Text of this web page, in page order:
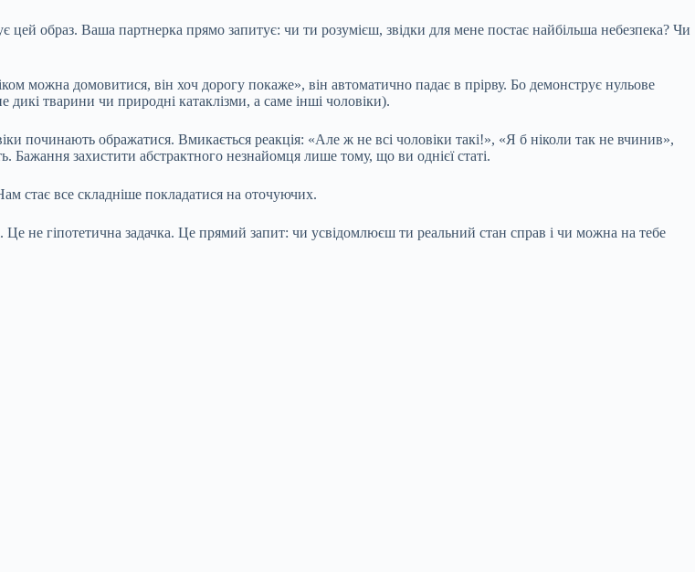
цей образ. Ваша партнерка прямо запитує: чи ти розумієш, звідки для мене постає найбільша небезпека? Чи
можна домовитися, він хоч дорогу покаже», він автоматично падає в прірву. Бо демонструє нульове
дикі тварини чи природні катаклізми, а саме інші чоловіки).
починають ображатися. Вмикається реакція: «Але ж не всі чоловіки такі!», «Я б ніколи так не вчинив»,
Бажання захистити абстрактного незнайомця лише тому, що ви однієї статі.
стає все складніше покладатися на оточуючих.
Це не гіпотетична задачка. Це прямий запит: чи усвідомлюєш ти реальний стан справ і чи можна на тебе